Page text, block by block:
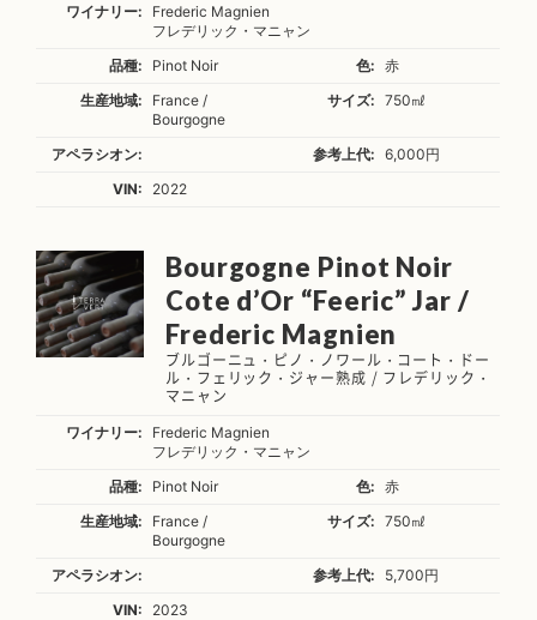
ワイナリー:
Frederic Magnien
フレデリック・マニャン
品種:
Pinot Noir 色:
赤
生産地域:
France /
Bourgogne
サイズ: 750㎖
アペラシオン: 参考上代:
6,000円
VIN:
2022
Bourgogne Pinot Noir
Cote d’Or “Feeric” Jar /
Frederic Magnien
ブルゴーニュ・ピノ・ノワール・コート・ドー
ル・フェリック・ジャー熟成 / フレデリック・
マニャン
ワイナリー:
Frederic Magnien
フレデリック・マニャン
品種:
Pinot Noir 色:
赤
生産地域:
France /
Bourgogne
サイズ: 750㎖
アペラシオン: 参考上代:
5,700円
VIN:
2023